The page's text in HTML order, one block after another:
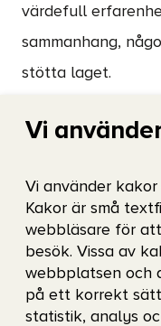
värdefull
sammanhang,
stötta laget.
min
pusha och
jag!”
Lagets
Vi
Vi använder kakor
Kakor är små
webbläsare för
besök. Vissa av
webbplatsen och
på ett korrekt
statistik, analys